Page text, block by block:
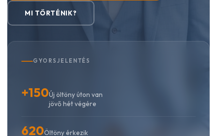
MI TÖRTÉNIK?
GYORSJELENTÉS
+150Új öltöny úton van
jövő hét végére
620Öltöny érkezik